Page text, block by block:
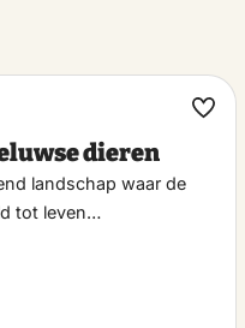
dieren
landschap waar de
tot leven…
Maak